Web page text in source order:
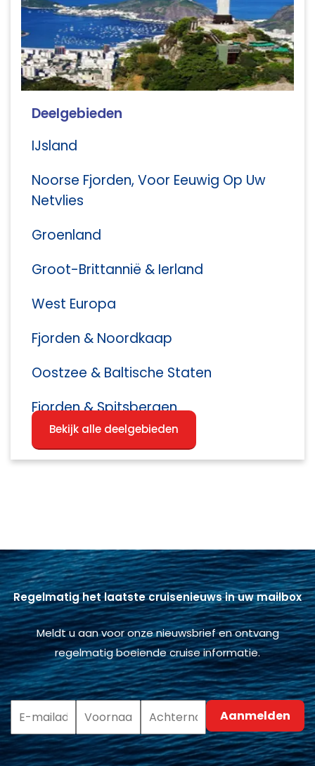
Deelgebieden
IJsland
Noorse Fjorden, Voor Eeuwig Op Uw
Netvlies
Groenland
Groot-Brittannië & Ierland
West Europa
Fjorden & Noordkaap
Oostzee & Baltische Staten
Fjorden & Spitsbergen
Bekijk alle deelgebieden
Regelmatig het laatste cruisenieuws in uw mailbox
Meldt u aan voor onze nieuwsbrief en ontvang
regelmatig boeiende cruise informatie.